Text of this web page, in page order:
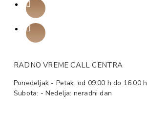
RADNO VREME CALL CENTRA
Ponedeljak - Petak: od 09:00 h do 16:00 h
Subota: - Nedelja: neradni dan